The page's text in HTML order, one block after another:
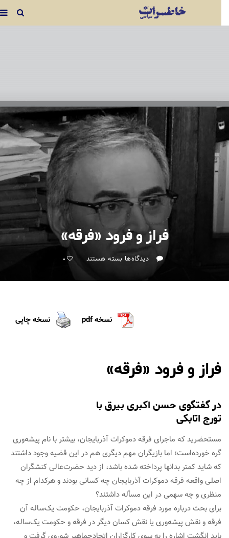
فراز و فرود «فرقه»
دیدگاه‌ها
برای
و
بسته هستند 0
نسخه pdf نسخه چاپی
فراز و فرود «فرقه»
در گفتگوی حسن اکبری بیرق با
تورج اتابکی
مستحضرید که ماجرای فرقه دموکرات آذربایجان، بیشتر با نام پیشه‌وری
گره خورده‌است؛ اما بازیگران مهم دیگری هم در این قضیه وجود داشتند
که شاید کمتر بدانها پرداخته شده باشد، از دید حضرت‌عالی کنشگران
اصلی واقعه فرقه دموکرات آذربایجان چه کسانی بودند و هرکدام از چه
منظری و چه سهمی در این مسأله داشتند؟
برای بحث درباره مورد فرقه دموکرات آذربایجان، حکومت یک‌ساله آن
فرقه و نقش پیشه‌وری یا نقش کسان دیگر در فرقه و حکومت یک‌ساله،